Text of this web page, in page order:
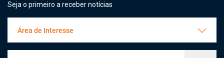
Seja o primeiro a receber notícias
Área de Interesse